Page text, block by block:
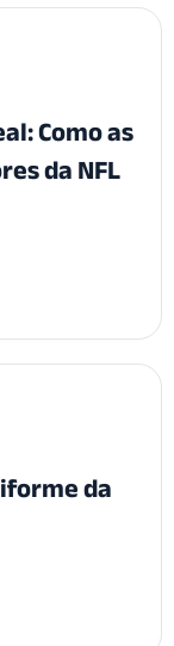
Como as
da NFL
da